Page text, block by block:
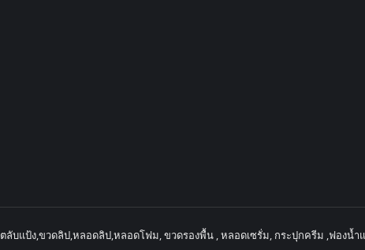
ลับแป้ง,ขวดลิป,หลอดลิป,หลอดโฟม, ขวดรองพื้น , หลอดเซรั่ม, กระปุกครีม ,ฟองน้